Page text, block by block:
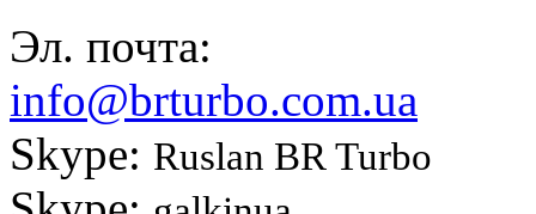
Эл. почта:
info@brturbo.com.ua
Skype: Ruslan BR Turbo